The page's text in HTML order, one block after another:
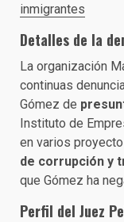
inmigrantes
Detalles de la
La organización
continuas
Gómez de
Instituto de
en varios
de corrupción y
que Gómez ha
Perfil del Juez